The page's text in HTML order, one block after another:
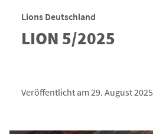
Lions Deutschland
LION 5/2025
Veröffentlicht am 29. August 2025